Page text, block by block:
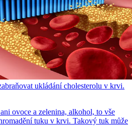
ukládání cholesterolu v krvi.
ovoce a zelenina, alkohol, to vše
tuku v krvi. Takový tuk může